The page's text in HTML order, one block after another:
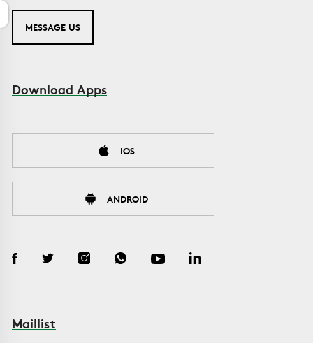
MESSAGE US
Download Apps
IOS
ANDROID
Maillist